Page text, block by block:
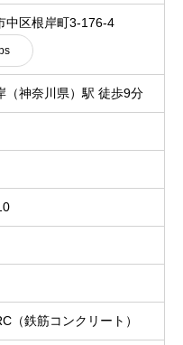
中区根岸町3-176-4
（神奈川県）駅 徒歩9分
（鉄筋コンクリート）